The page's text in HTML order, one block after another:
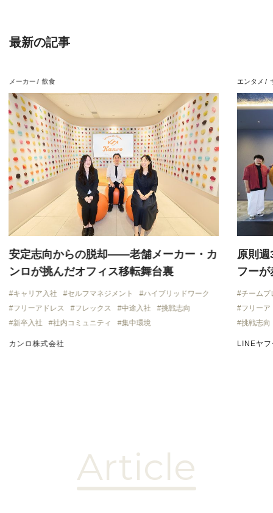
最新の記事
メーカー 飲食
安定志向からの脱却——老舗メーカー・カ
ンロが挑んだオフィス移転舞台裏
キャリア入社 セルフマネジメント
ハイブリッドワーク
フリーアドレス
フレックス 中途入社
挑戦志向
新卒入社
社内コミュニティ 集中環境
カンロ株式会社
エンタメ
原則
フー
チームプ
フリーア
挑戦志向
LINEヤ
Article